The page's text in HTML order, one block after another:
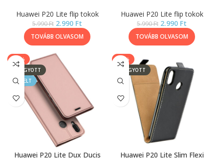
Huawei P20 Lite flip tokok
5.990Ft 2.990 Ft
TOVÁBB OLVASOM
Huawei P20 Lite flip tokok
5.990Ft 2.990 Ft
TOVÁBB OLVASOM
-50%
ELFOGYOTT
KIEMELT
Huawei P20 Lite Dux Ducis
-14%
ELFOGYOTT
Huawei P20 Lite Slim Flexi